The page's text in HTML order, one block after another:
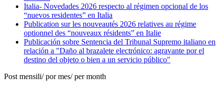
Italia- Novedades 2026 respecto al régimen opcional de los
“nuevos residentes” en Italia
Publication sur les nouveautés 2026 relatives au régime
optionnel des “nouveaux résidents” en Italie
Publicación sobre Sentencia del Tribunal Supremo italiano en
relación a "Daño al brazalete electrónico: agravante por el
destino del objeto o bien a un servicio público"
Post mensili/ por mes/ per month